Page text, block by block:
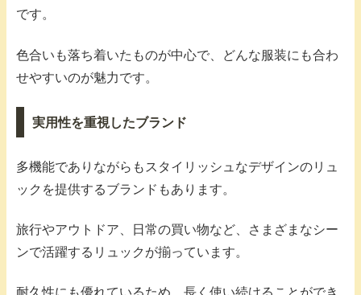
です。
色合いも落ち着いたものが中心で、どんな服装にも合わ
せやすいのが魅力です。
実用性を重視したブランド
多機能でありながらもスタイリッシュなデザインのリュ
ックを提供するブランドもあります。
旅行やアウトドア、日常の買い物など、さまざまなシー
ンで活躍するリュックが揃っています。